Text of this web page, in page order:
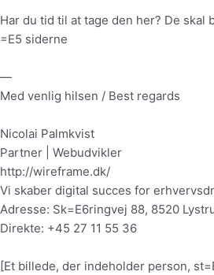
Har du tid til at tage den her? De
=E5 siderne
—
Med venlig hilsen / Best regards
Nicolai Palmkvist
Partner | Webudvikler
http://wireframe.dk/
Vi skaber digital succes for
Adresse: Sk=E6ringvej 88, 8520
Direkte: +45 27 11 55 36
[Et billede, der indeholder person,